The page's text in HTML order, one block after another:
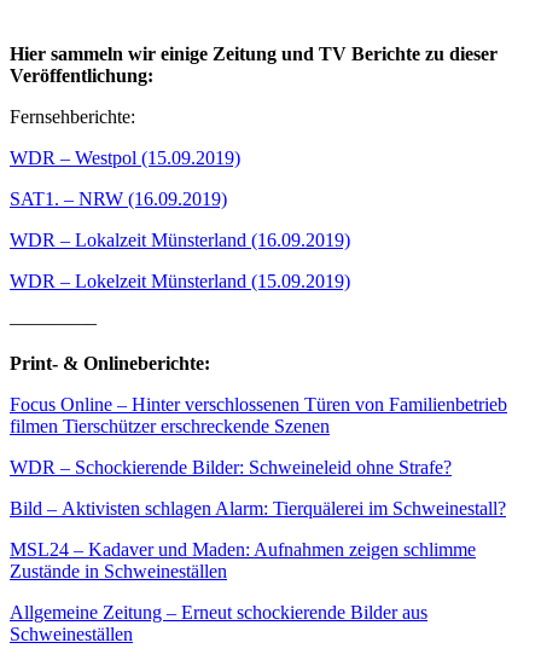
Hier sammeln wir einige Zeitung und TV Berichte zu dieser
Veröffentlichung:
Fernsehberichte:
WDR – Westpol (15.09.2019)
SAT1. – NRW (16.09.2019)
WDR – Lokalzeit Münsterland (16.09.2019)
WDR – Lokelzeit Münsterland (15.09.2019)
————–
Print- & Onlineberichte:
Focus Online – Hinter verschlossenen Türen von Familienbetrieb
filmen Tierschützer erschreckende Szenen
WDR – Schockierende Bilder: Schweineleid ohne Strafe?
Bild – Aktivisten schlagen Alarm: Tierquälerei im Schweinestall?
MSL24 – Kadaver und Maden: Aufnahmen zeigen schlimme
Zustände in Schweineställen
Allgemeine Zeitung – Erneut schockierende Bilder aus
Schweineställen